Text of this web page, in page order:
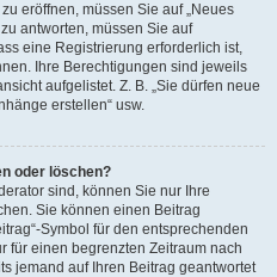
eröffnen, müssen Sie auf „Neues
antworten, müssen Sie auf
eine Registrierung erforderlich ist,
Ihre Berechtigungen sind jeweils
aufgelistet. Z. B. „Sie dürfen neue
erstellen“ usw.
oder löschen?
sind, können Sie nur Ihre
Sie können einen Beitrag
Symbol für den entsprechenden
für einen begrenzten Zeitraum nach
jemand auf Ihren Beitrag geantwortet